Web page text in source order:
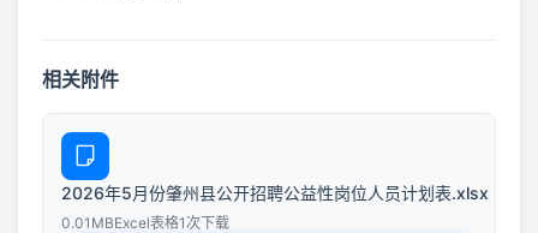
相关附件
2026年5月份肇州县公开招聘公益性岗位人员计划表.xlsx
0.01MBExcel表格1次下载